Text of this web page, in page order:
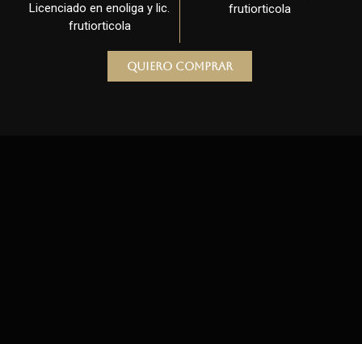
Licenciado en enoliga y lic.
frutiorticola
frutiorticola
Quiero comprar